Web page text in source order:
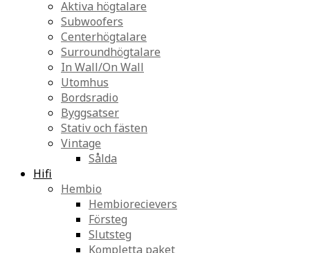
Aktiva högtalare
Subwoofers
Centerhögtalare
Surroundhögtalare
In Wall/On Wall
Utomhus
Bordsradio
Byggsatser
Stativ och fästen
Vintage
Sålda
Hifi
Hembio
Hembiorecievers
Försteg
Slutsteg
Kompletta paket